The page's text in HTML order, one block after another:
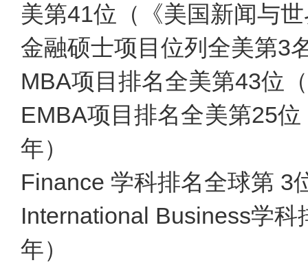
美第41位（《美国新闻与
金融硕士项目位列全美第3
MBA项目排名全美第43位
EMBA项目排名全美第25
年）
Finance 学科排名全球第 3
International Business学
年）